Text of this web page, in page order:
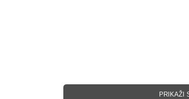
PRIKAŽI